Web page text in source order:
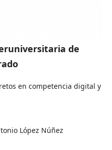
de
en competencia digital y
López Núñez